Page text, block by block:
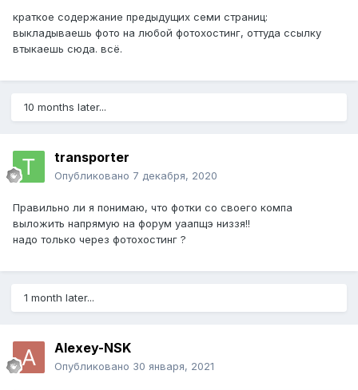
краткое содержание предыдущих семи страниц:
выкладываешь фото на любой фотохостинг, оттуда ссылку
втыкаешь сюда. всё.
10 months later...
transporter
Опубликовано 7 декабря, 2020
Правильно ли я понимаю, что фотки со своего компа
выложить напрямую на форум уаапщэ низзя!!
надо только через фотохостинг ?
1 month later...
Alexey-NSK
Опубликовано 30 января, 2021